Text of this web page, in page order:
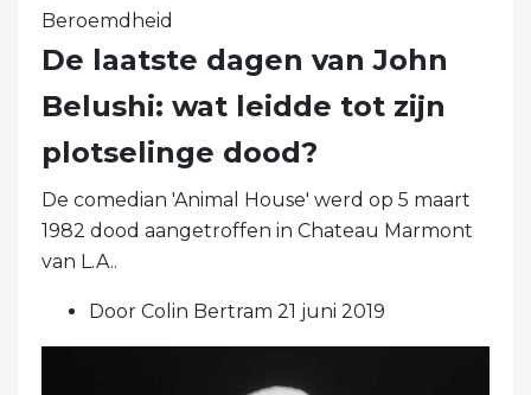
Beroemdheid
De laatste dagen van John
Belushi: wat leidde tot zijn
plotselinge dood?
De comedian 'Animal House' werd op 5 maart
1982 dood aangetroffen in Chateau Marmont
van L.A..
Door Colin Bertram 21 juni 2019